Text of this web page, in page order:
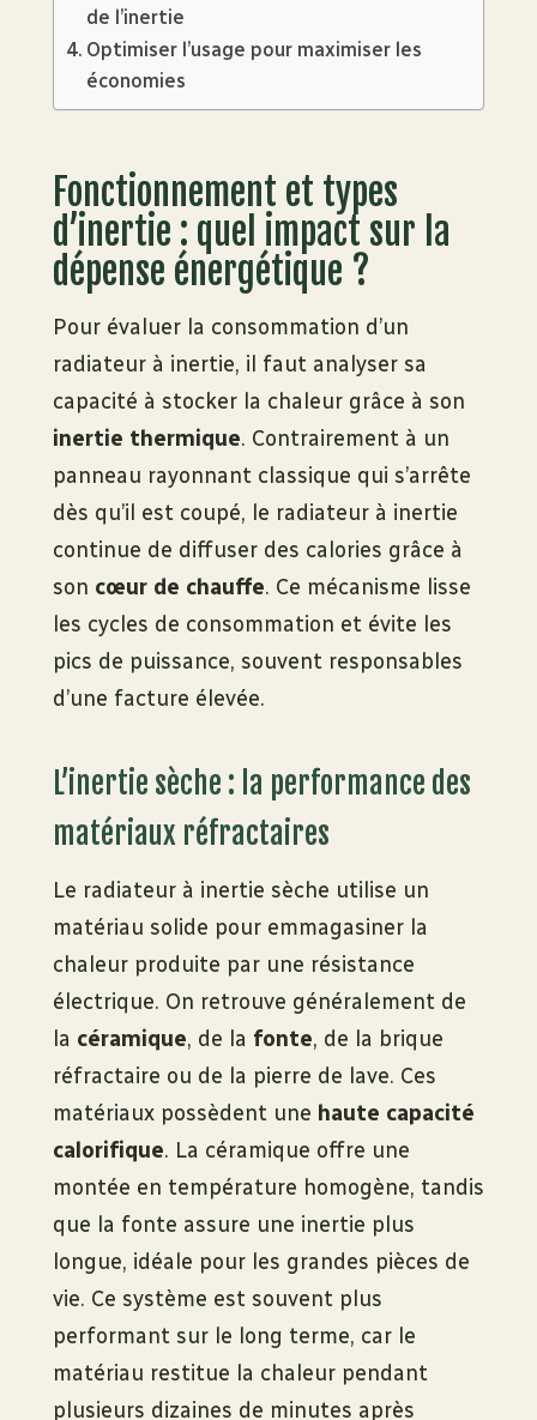
de l’inertie
Optimiser l’usage pour maximiser les
économies
Fonctionnement et types
d’inertie : quel impact sur la
dépense énergétique ?
Pour évaluer la consommation d’un
radiateur à inertie, il faut analyser sa
capacité à stocker la chaleur grâce à son
inertie thermique. Contrairement à un
panneau rayonnant classique qui s’arrête
dès qu’il est coupé, le radiateur à inertie
continue de diffuser des calories grâce à
son cœur de chauffe. Ce mécanisme lisse
les cycles de consommation et évite les
pics de puissance, souvent responsables
d’une facture élevée.
L’inertie sèche : la performance des
matériaux réfractaires
Le radiateur à inertie sèche utilise un
matériau solide pour emmagasiner la
chaleur produite par une résistance
électrique. On retrouve généralement de
la céramique, de la fonte, de la brique
réfractaire ou de la pierre de lave. Ces
matériaux possèdent une haute capacité
calorifique. La céramique offre une
montée en température homogène, tandis
que la fonte assure une inertie plus
longue, idéale pour les grandes pièces de
vie. Ce système est souvent plus
performant sur le long terme, car le
matériau restitue la chaleur pendant
plusieurs dizaines de minutes après